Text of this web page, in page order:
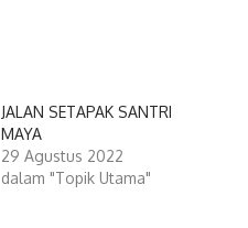
JALAN SETAPAK SANTRI
MAYA
29 Agustus 2022
dalam "Topik Utama"